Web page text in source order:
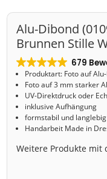
Alu-Dibond
Brunnen Stille
679
Produktart: Foto auf
Foto auf 3 mm starker
UV-Direktdruck oder
inklusive Aufhängung
formstabil und langlebig
Handarbeit Made in
Weitere Produkte